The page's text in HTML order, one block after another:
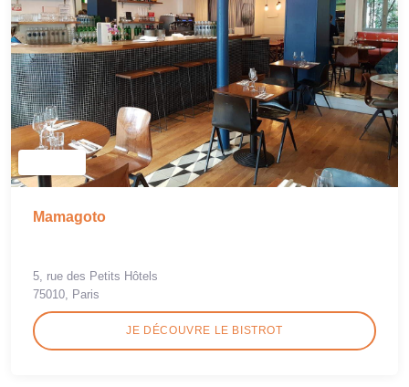
Mamagoto
5, rue des Petits Hôtels
75010, Paris
JE DÉCOUVRE LE BISTROT